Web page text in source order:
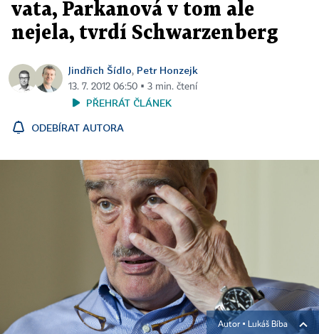
vata, Parkanová v tom ale
nejela, tvrdí Schwarzenberg
Jindřich Šídlo, Petr Honzejk
13. 7. 2012 06:50 ▪ 3 min. čtení
PŘEHRÁT ČLÁNEK
ODEBÍRAT AUTORA
Autor ▪ Lukáš Bíba